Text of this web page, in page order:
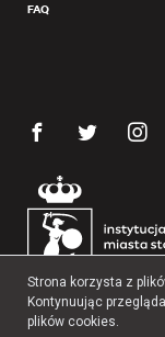
FAQ
Strona korzysta z
Kontynuując
plików cookies.